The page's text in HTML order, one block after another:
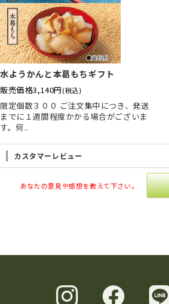
水ようかんと本葛もちギフト
販売価格3,140円(税込)
限定個数３００ ご注文集中につき、発送
までに１週間程度かかる場合がございま
す。何..
カスタマーレビュー
あなたの意見や感想を教えて下さい。